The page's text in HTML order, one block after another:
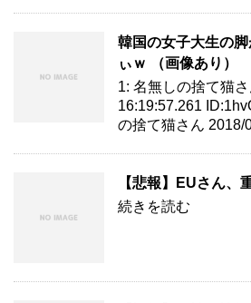
韓国の女子大生の
ぃｗ （画像あり）
1: 名無しの捨て猫
16:19:57.261
の捨て猫さん 2018/
【悲報】EUさん
続きを読む